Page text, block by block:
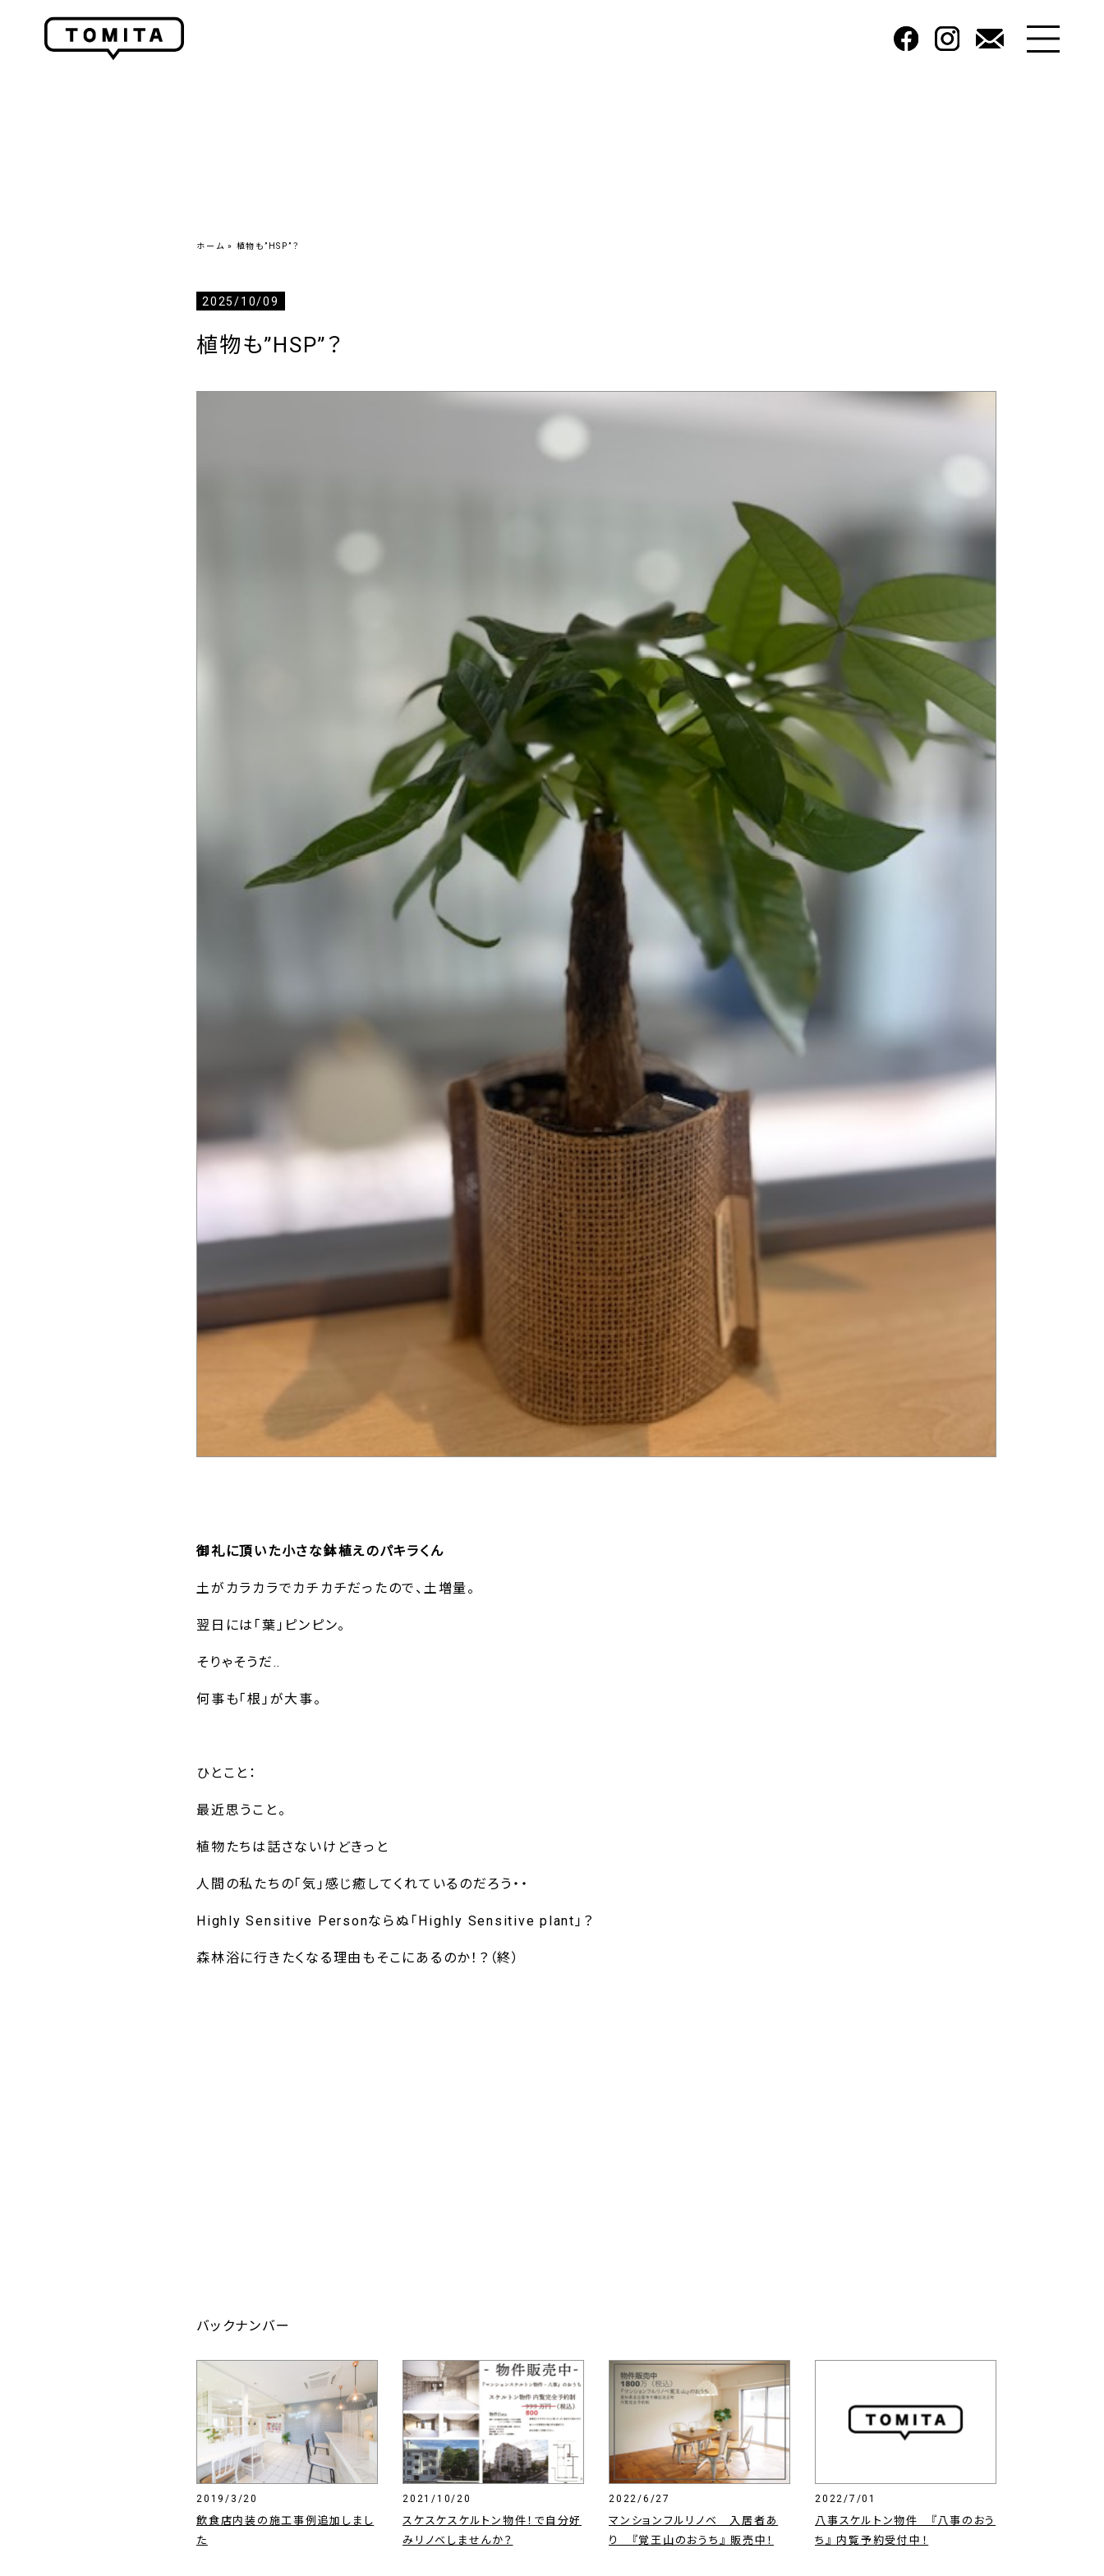
ホーム » 植物も”HSP”？
2025/10/09
植物も”HSP”？
御礼に頂いた小さな鉢植えのパキラくん
土がカラカラでカチカチだったので、土増量。
翌日には「葉」ピンピン。
そりゃそうだ..
何事も「根」が大事。
ひとこと：
最近思うこと。
植物たちは話さないけどきっと
人間の私たちの「気」感じ癒してくれているのだろう・・
Highly Sensitive Personならぬ「Highly Sensitive plant」？
森林浴に行きたくなる理由もそこにあるのか！？（終）
バックナンバー
2019/3/20
飲食店内装の施工事例追加しまし
た
2021/10/20
スケスケスケルトン物件！で自分好
みリノベしませんか？
2022/6/27
マンションフルリノベ 入居者あ
り 『覚王山のおうち』 販売中！
2022/7/01
八事スケルトン物件 『八事のおう
ち』 内覧予約受付中！